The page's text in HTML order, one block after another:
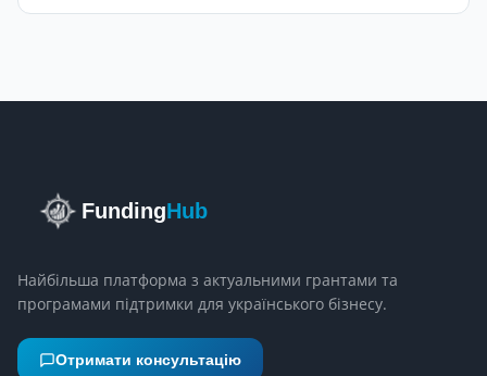
FundingHub
Найбільша платформа з актуальними грантами та
програмами підтримки для українського бізнесу.
Отримати консультацію